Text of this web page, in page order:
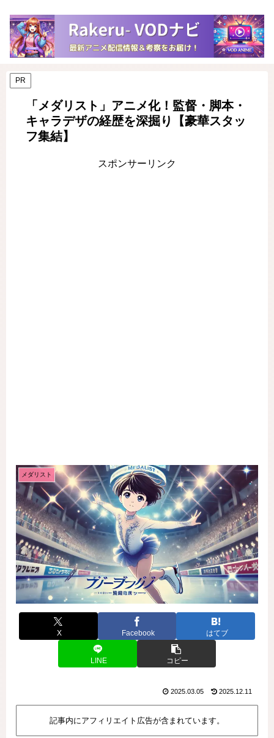
PR
「メダリスト」アニメ化！監督・脚本・
キャラデザの経歴を深掘り【豪華スタッ
フ集結】
スポンサーリンク
メダリスト
X Facebook はてブ
LINE コピー
2025.03.05 2025.12.11
記事内にアフィリエイト広告が含まれています。